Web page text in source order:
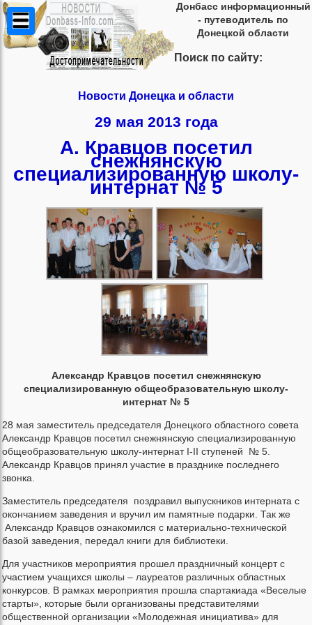
Донбасс информационный
- путеводитель по
Донецкой области
Поиск по сайту:
Новости Донецка и области
29 мая 2013 года
А. Кравцов посетил
снежнянскую
специализированную школу-
интернат № 5
Александр Кравцов посетил снежнянскую
специализированную общеобразовательную школу-
интернат № 5
28 мая заместитель председателя Донецкого областного совета
Александр Кравцов посетил снежнянскую специализированную
общеобразовательную школу-интернат I-II ступеней № 5.
Александр Кравцов принял участие в празднике последнего
звонка.
Заместитель председателя поздравил выпускников интерната с
окончанием заведения и вручил им памятные подарки. Так же
Александр Кравцов ознакомился с материально-технической
базой заведения, передал книги для библиотеки.
Для участников мероприятия прошел праздничный концерт с
участием учащихся школы – лауреатов различных областных
конкурсов. В рамках мероприятия прошла спартакиада «Веселые
старты», которые были организованы представителями
общественной организации «Молодежная инициатива» для